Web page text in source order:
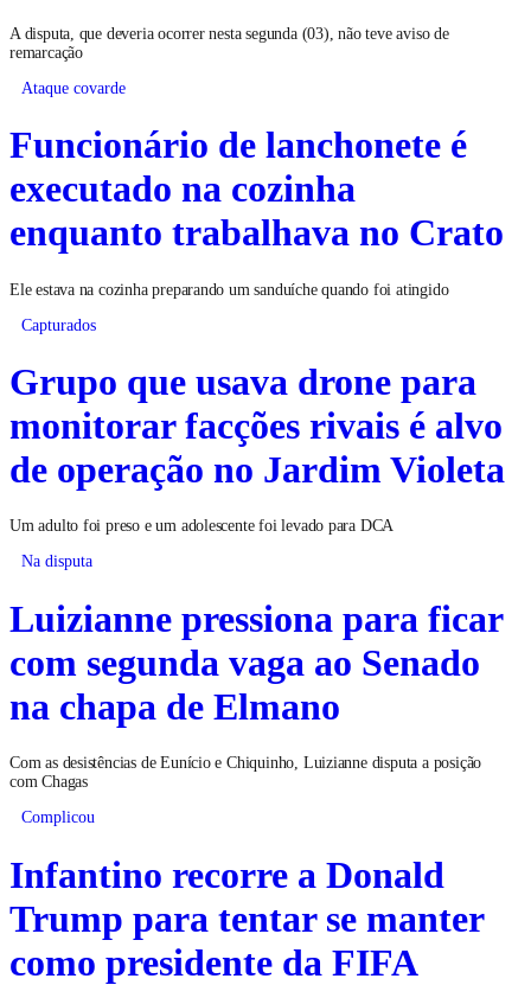
A disputa, que deveria ocorrer nesta segunda (03), não teve aviso de
remarcação
Ataque covarde
Funcionário de lanchonete é
executado na cozinha
enquanto trabalhava no Crato
Ele estava na cozinha preparando um sanduíche quando foi atingido
Capturados
Grupo que usava drone para
monitorar facções rivais é alvo
de operação no Jardim Violeta
Um adulto foi preso e um adolescente foi levado para DCA
Na disputa
Luizianne pressiona para ficar
com segunda vaga ao Senado
na chapa de Elmano
Com as desistências de Eunício e Chiquinho, Luizianne disputa a posição
com Chagas
Complicou
Infantino recorre a Donald
Trump para tentar se manter
como presidente da FIFA